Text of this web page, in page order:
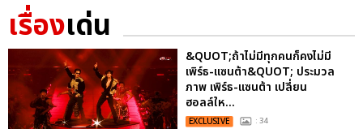
เรื่องเด่น
&QUOT;ถ้าไม่มีทุกคนก็คงไม่มี
เพิร์ธ-แซนต้า&QUOT; ประมวล
ภาพ เพิร์ธ-แซนต้า เปลี่ยน
ฮอลล์ให...
EXCLUSIVE : 34